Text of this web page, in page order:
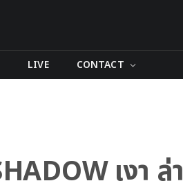
LIVE CONTACT
เงา ล่า